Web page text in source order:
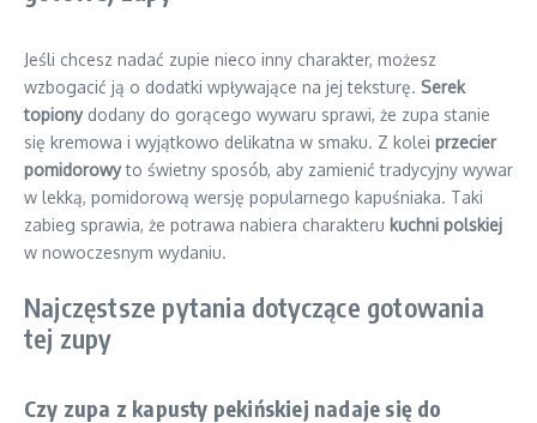
Jeśli chcesz nadać zupie nieco inny charakter, możesz
wzbogacić ją o dodatki wpływające na jej teksturę. Serek
topionydodany do gorącego wywaru sprawi, że zupa stanie
się kremowa i wyjątkowo delikatna w smaku. Z kolei przecier
pomidorowyto świetny sposób, aby zamienić tradycyjny wywar
w lekką, pomidorową wersję popularnego kapuśniaka. Taki
zabieg sprawia, że potrawa nabiera charakteru kuchni polskiej
w nowoczesnym wydaniu.
Najczęstsze pytania dotyczące gotowania
tej zupy
Czy zupa z kapusty pekińskiej nadaje się do